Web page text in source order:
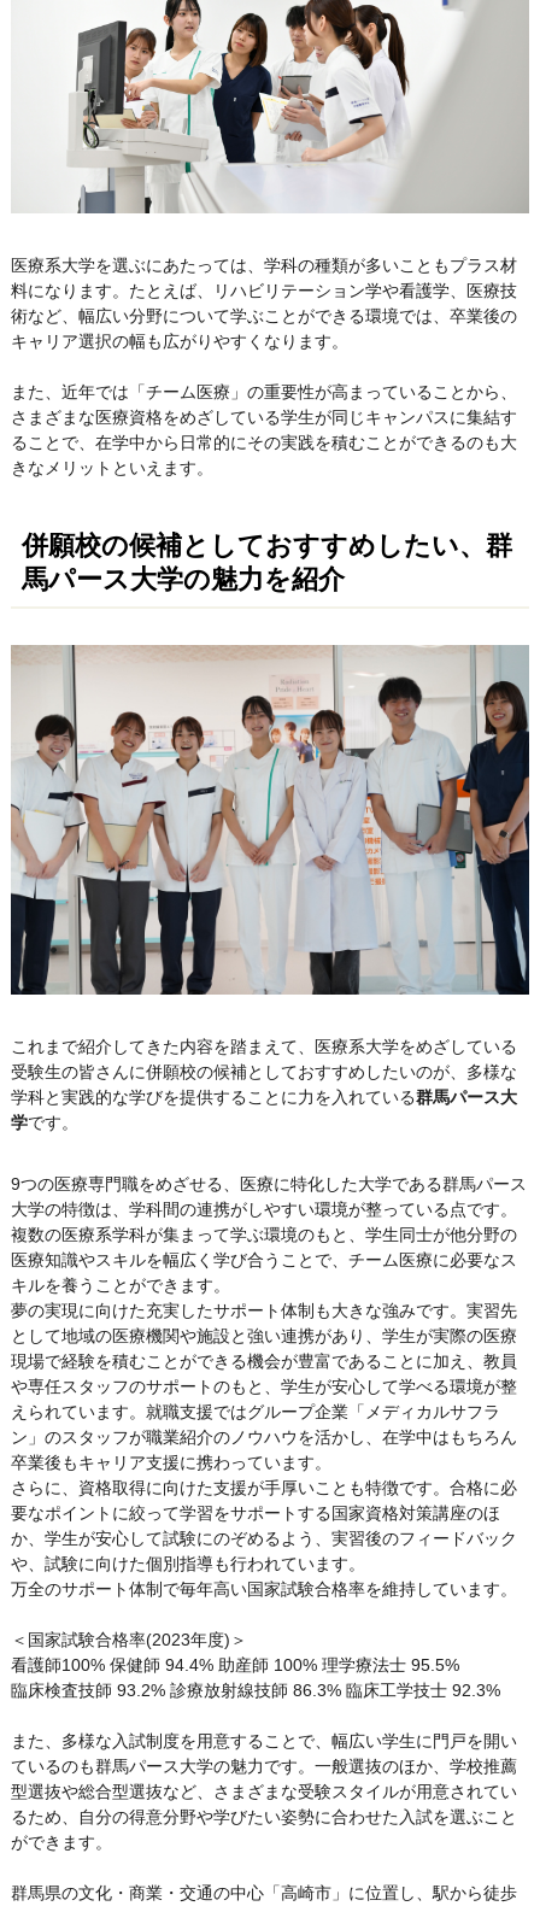
医療系大学を選ぶにあたっては、学科の種類が多いこともプラス材
料になります。たとえば、リハビリテーション学や看護学、医療技
術など、幅広い分野について学ぶことができる環境では、卒業後の
キャリア選択の幅も広がりやすくなります。
また、近年では「チーム医療」の重要性が高まっていることから、
さまざまな医療資格をめざしている学生が同じキャンパスに集結す
ることで、在学中から日常的にその実践を積むことができるのも大
きなメリットといえます。
併願校の候補としておすすめしたい、群
馬パース大学の魅力を紹介
これまで紹介してきた内容を踏まえて、医療系大学をめざしている
受験生の皆さんに併願校の候補としておすすめしたいのが、多様な
学科と実践的な学びを提供することに力を入れている群馬パース大
学です。
9つの医療専門職をめざせる、医療に特化した大学である群馬パース
大学の特徴は、学科間の連携がしやすい環境が整っている点です。
複数の医療系学科が集まって学ぶ環境のもと、学生同士が他分野の
医療知識やスキルを幅広く学び合うことで、チーム医療に必要なス
キルを養うことができます。
夢の実現に向けた充実したサポート体制も大きな強みです。実習先
として地域の医療機関や施設と強い連携があり、学生が実際の医療
現場で経験を積むことができる機会が豊富であることに加え、教員
や専任スタッフのサポートのもと、学生が安心して学べる環境が整
えられています。就職支援ではグループ企業「メディカルサフラ
ン」のスタッフが職業紹介のノウハウを活かし、在学中はもちろん
卒業後もキャリア支援に携わっています。
さらに、資格取得に向けた支援が手厚いことも特徴です。合格に必
要なポイントに絞って学習をサポートする国家資格対策講座のほ
か、学生が安心して試験にのぞめるよう、実習後のフィードバック
や、試験に向けた個別指導も行われています。
万全のサポート体制で毎年高い国家試験合格率を維持しています。
＜国家試験合格率(2023年度)＞
看護師100% 保健師 94.4% 助産師 100% 理学療法士 95.5%
臨床検査技師 93.2% 診療放射線技師 86.3% 臨床工学技士 92.3%
また、多様な入試制度を用意することで、幅広い学生に門戸を開い
ているのも群馬パース大学の魅力です。一般選抜のほか、学校推薦
型選抜や総合型選抜など、さまざまな受験スタイルが用意されてい
るため、自分の得意分野や学びたい姿勢に合わせた入試を選ぶこと
ができます。
群馬県の文化・商業・交通の中心「高崎市」に位置し、駅から徒歩